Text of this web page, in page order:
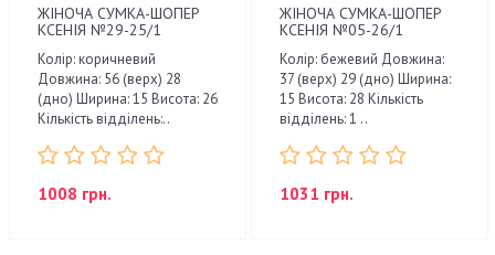
ЖІНОЧА СУМКА-ШОПЕР
КСЕНІЯ №29-25/1
Колір: коричневий
Довжина: 56 (верх) 28
(дно) Ширина: 15 Висота: 26
Кількість відділень:..
1008 грн.
ЖІНОЧА СУМКА-ШОПЕР
КСЕНІЯ №05-26/1
Колір: бежевий Довжина:
37 (верх) 29 (дно) Ширина:
15 Висота: 28 Кількість
відділень: 1 ..
1031 грн.